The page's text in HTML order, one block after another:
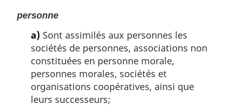
personne
a) Sont assimilés aux personnes les
sociétés de personnes, associations non
constituées en personne morale,
personnes morales, sociétés et
organisations coopératives, ainsi que
leurs successeurs;